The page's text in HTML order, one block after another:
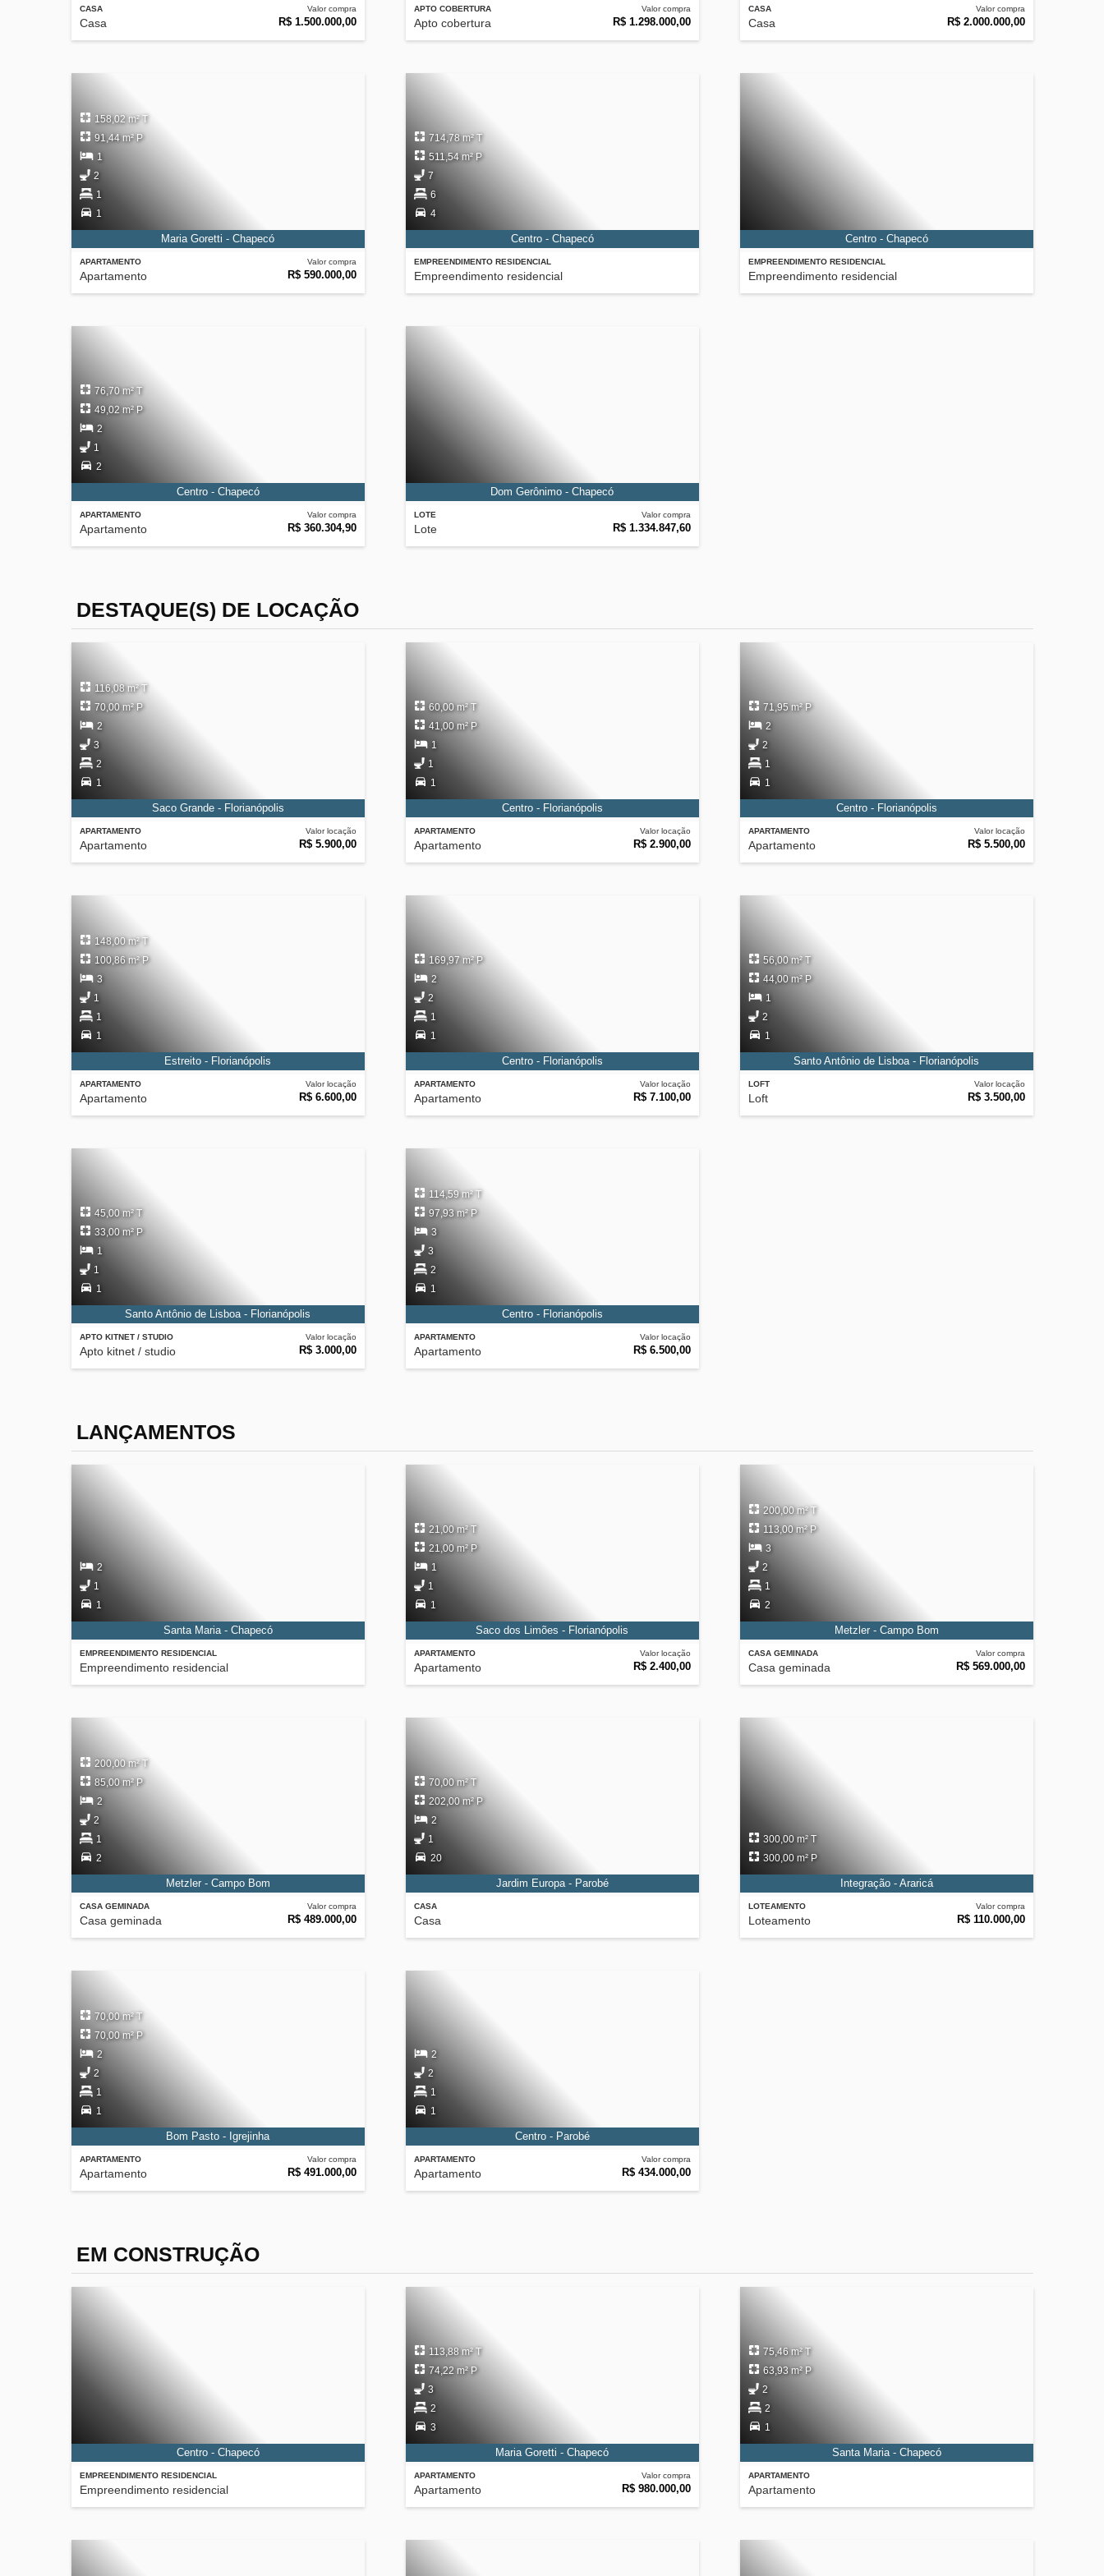
CASA
Casa
Valor compra
R$ 1.500.000,00
APTO COBERTURA
Apto cobertura
Valor compra
R$ 1.298.000,00
CASA
Casa
Valor compra
R$ 2.000.000,00
APARTAMENTO
Apartamento
Valor compra
R$ 590.000,00
158,02 m² T
91,44 m² P
1
2
1
1
Maria Goretti - Chapecó
EMPREENDIMENTO RESIDENCIAL
Empreendimento residencial
714,78 m² T
511,54 m² P
7
6
4
Centro - Chapecó
EMPREENDIMENTO RESIDENCIAL
Empreendimento residencial
Centro - Chapecó
APARTAMENTO
Apartamento
Valor compra
R$ 360.304,90
76,70 m² T
49,02 m² P
2
1
2
Centro - Chapecó
LOTE
Lote
Valor compra
R$ 1.334.847,60
Dom Gerônimo - Chapecó
DESTAQUE(S) DE LOCAÇÃO
APARTAMENTO
Apartamento
Valor locação
R$ 5.900,00
116,08 m² T
70,00 m² P
2
3
2
1
Saco Grande - Florianópolis
APARTAMENTO
Apartamento
Valor locação
R$ 2.900,00
60,00 m² T
41,00 m² P
1
1
1
Centro - Florianópolis
APARTAMENTO
Apartamento
Valor locação
R$ 5.500,00
71,95 m² P
2
2
1
1
Centro - Florianópolis
APARTAMENTO
Apartamento
Valor locação
R$ 6.600,00
148,00 m² T
100,86 m² P
3
1
1
1
Estreito - Florianópolis
APARTAMENTO
Apartamento
Valor locação
R$ 7.100,00
169,97 m² P
2
2
1
1
Centro - Florianópolis
LOFT
Loft
Valor locação
R$ 3.500,00
56,00 m² T
44,00 m² P
1
2
1
Santo Antônio de Lisboa - Florianópolis
APTO KITNET / STUDIO
Apto kitnet / studio
Valor locação
R$ 3.000,00
45,00 m² T
33,00 m² P
1
1
1
Santo Antônio de Lisboa - Florianópolis
APARTAMENTO
Apartamento
Valor locação
R$ 6.500,00
114,59 m² T
97,93 m² P
3
3
2
1
Centro - Florianópolis
LANÇAMENTOS
EMPREENDIMENTO RESIDENCIAL
Empreendimento residencial
2
1
1
Santa Maria - Chapecó
APARTAMENTO
Apartamento
Valor locação
R$ 2.400,00
21,00 m² T
21,00 m² P
1
1
1
Saco dos Limões - Florianópolis
CASA GEMINADA
Casa geminada
Valor compra
R$ 569.000,00
200,00 m² T
113,00 m² P
3
2
1
2
Metzler - Campo Bom
CASA GEMINADA
Casa geminada
Valor compra
R$ 489.000,00
200,00 m² T
85,00 m² P
2
2
1
2
Metzler - Campo Bom
CASA
Casa
70,00 m² T
202,00 m² P
2
1
20
Jardim Europa - Parobé
LOTEAMENTO
Loteamento
Valor compra
R$ 110.000,00
300,00 m² T
300,00 m² P
Integração - Araricá
APARTAMENTO
Apartamento
Valor compra
R$ 491.000,00
70,00 m² T
70,00 m² P
2
2
1
1
Bom Pasto - Igrejinha
APARTAMENTO
Apartamento
Valor compra
R$ 434.000,00
2
2
1
1
Centro - Parobé
EM CONSTRUÇÃO
EMPREENDIMENTO RESIDENCIAL
Empreendimento residencial
Centro - Chapecó
APARTAMENTO
Apartamento
Valor compra
R$ 980.000,00
113,88 m² T
74,22 m² P
3
2
3
Maria Goretti - Chapecó
APARTAMENTO
Apartamento
75,46 m² T
63,93 m² P
2
2
1
Santa Maria - Chapecó